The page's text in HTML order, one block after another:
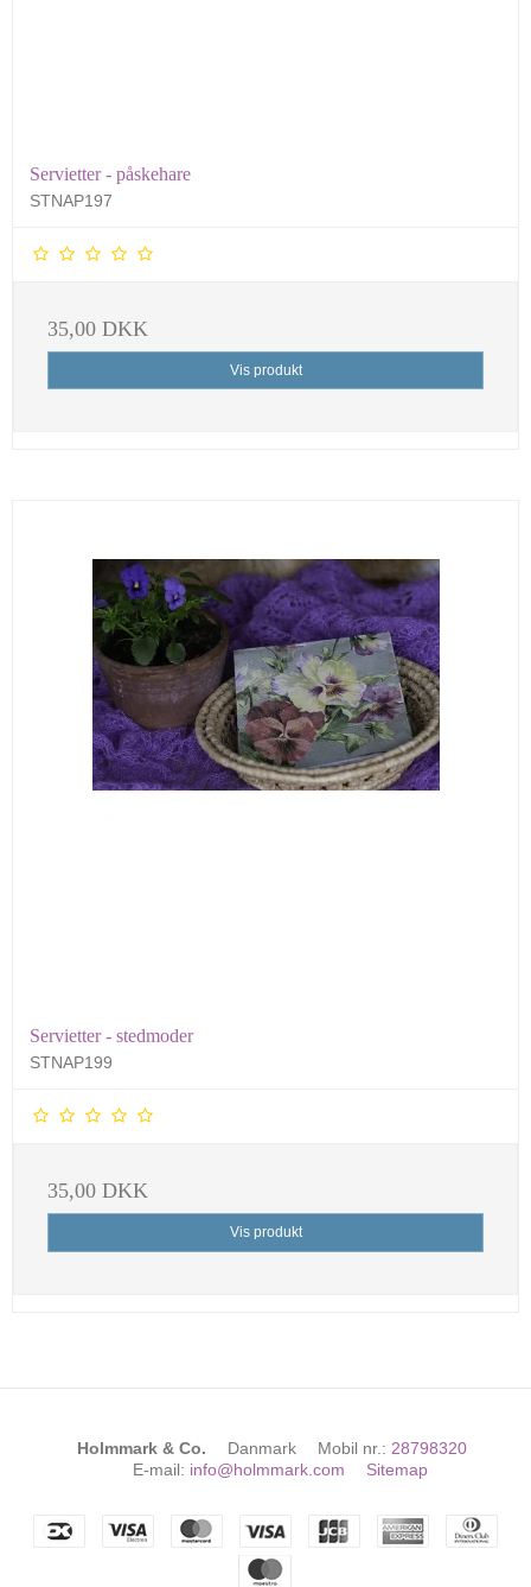
Servietter - påskehare
STNAP197
35,00 DKK
Vis produkt
Servietter - stedmoder
STNAP199
35,00 DKK
Vis produkt
Holmmark & Co. Danmark Mobil nr.: 28798320
E-mail: info@holmmark.com Sitemap